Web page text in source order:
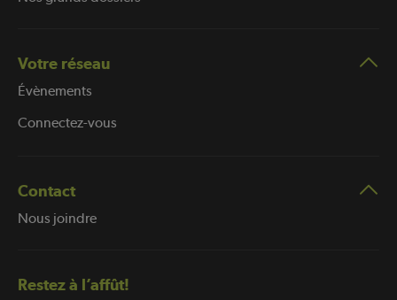
Votre réseau
Évènements
Connectez-vous
Contact
Nous joindre
Restez à l’affût!